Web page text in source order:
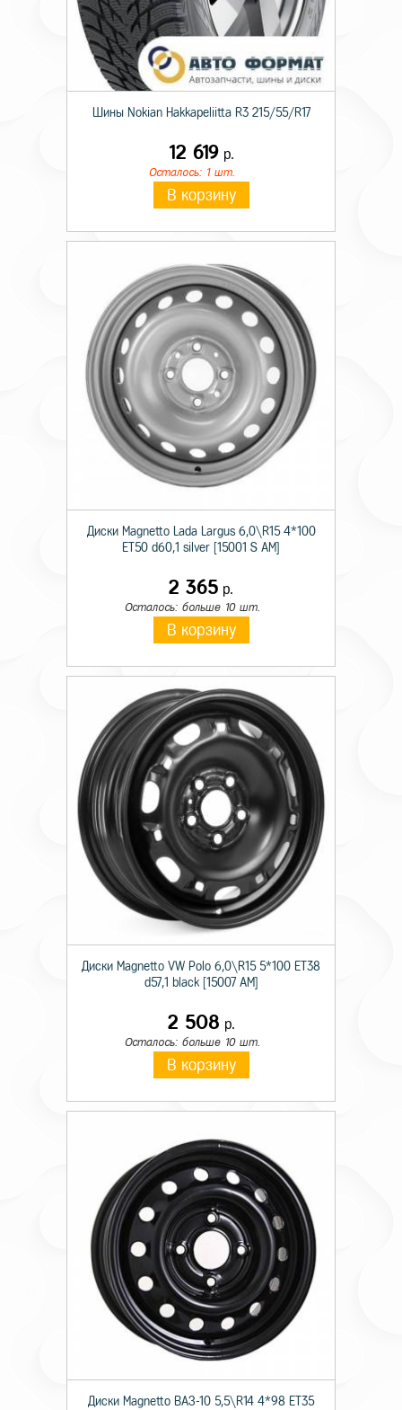
Шины Nokian Hakkapeliitta R3 215/55/R17
12 619р.
Осталось: 1 шт.
В корзину
Диски Magnetto Lada Largus 6,0\R15 4*100
ET50 d60,1 silver [15001 S AM]
2 365 р.
Осталось: больше 10 шт.
В корзину
Диски Magnetto VW Polo 6,0\R15 5*100 ET38
d57,1 black [15007 AM]
2 508 р.
Осталось: больше 10 шт.
В корзину
Диски Magnetto ВАЗ-10 5,5\R14 4*98 ET35